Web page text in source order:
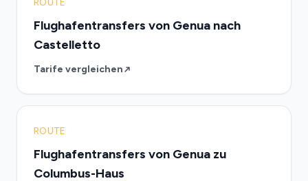
ROUTE
Flughafentransfers von Genua nach
Castelletto
Tarife vergleichen
ROUTE
Flughafentransfers von Genua zu
Columbus-Haus